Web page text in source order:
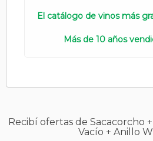
El catálogo de vinos más
Más de 10 años
Recibí ofertas de Sacacorcho
Vacío + Anillo